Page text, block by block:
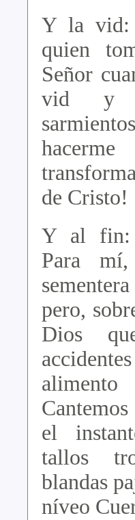
Y la vid:
quien
Señor
vid y
de Cristo!
Y al fin:
Para
pero,
Dios
el
tallos
blandas
níveo